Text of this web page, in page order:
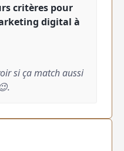
critères pour
digital à
si ça match aussi